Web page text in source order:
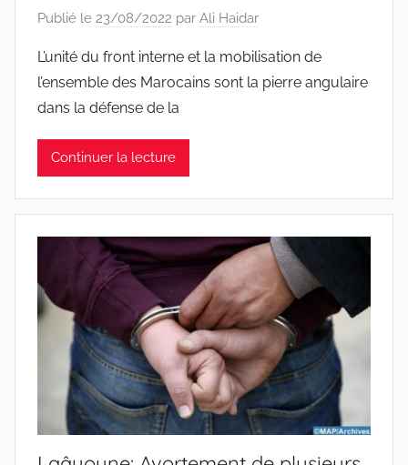
Publié le 23/08/2022 par Ali Haidar
L’unité du front interne et la mobilisation de
l’ensemble des Marocains sont la pierre angulaire
dans la défense de la
Continuer la lecture